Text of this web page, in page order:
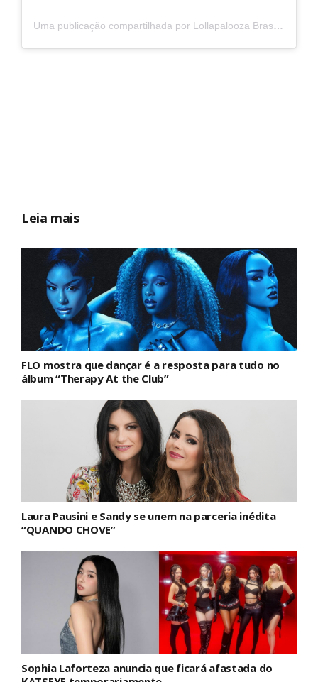
Uma publicação compartilhada por Lollapalooza Brasil (@lollapaloozabr)
Leia mais
FLO mostra que dançar é a resposta para tudo no
álbum “Therapy At the Club”
Laura Pausini e Sandy se unem na parceria inédita
“QUANDO CHOVE”
Sophia Laforteza anuncia que ficará afastada do